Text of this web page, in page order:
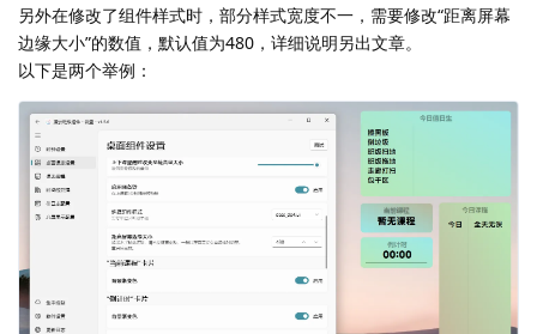
另外在修改了组件样式时，部分样式宽度不一，需要修改“距离屏幕
边缘大小”的数值，默认值为480，详细说明另出文章。
以下是两个举例：